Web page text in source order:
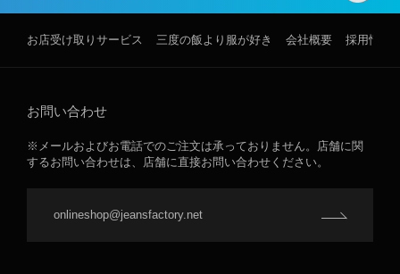
お店受け取りサービス 三度の飯より服が好き 会社概要 採用情報
お問い合わせ
※メールおよびお電話でのご注文は承っておりません。店舗に関
するお問い合わせは、店舗に直接お問い合わせください。
onlineshop@jeansfactory.net